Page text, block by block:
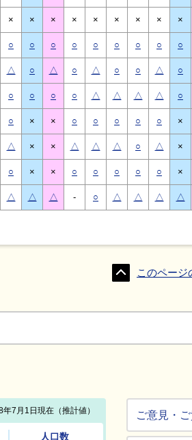
× × × × × × × × ×
○ ○ ○ ○ ○ ○ ○ ○ ○
△ ○ △ ○ △ ○ ○ △ ○
○ ○ ○ ○ △ △ △ △ ○
○ × × ○ ○ ○ ○ ○ ×
△ × × △ △ △ ○ △ ×
○ × × ○ ○ ○ ○ ○ ×
△ △ △ - ○ △ △ △ △
このページ
ご意見・